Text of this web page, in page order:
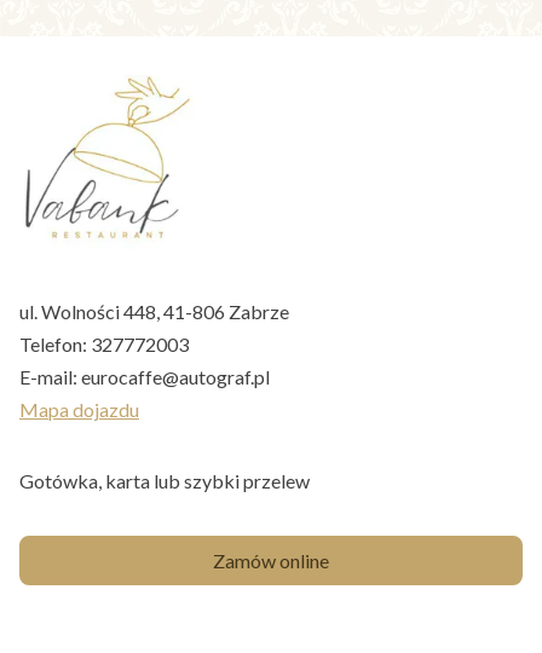
ul. Wolności 448, 41-806 Zabrze
Telefon: 327772003
E-mail: eurocaffe@autograf.pl
Mapa dojazdu
Gotówka, karta lub szybki przelew
Zamów online